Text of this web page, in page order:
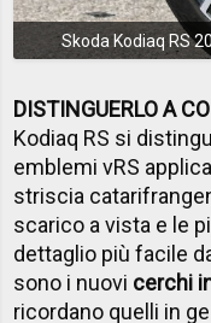
Skoda Kodiaq RS
DISTINGUERLO A
Kodiaq RS si
emblemi vRS
striscia
scarico a vista e le
dettaglio più facile
sono i nuovi cerchi
ricordano quelli in